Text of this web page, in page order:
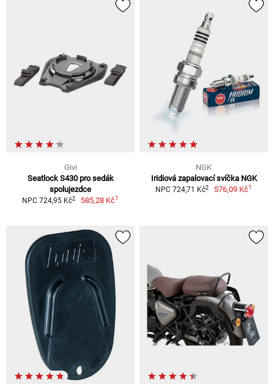
Givi
Seatlock S430 pro sedák
spolujezdce
NPC 724,95 Kč2 585,28 Kč1
NGK
Iridiová zapalovací svíčka NGK
NPC 724,71 Kč2 576,09 Kč1